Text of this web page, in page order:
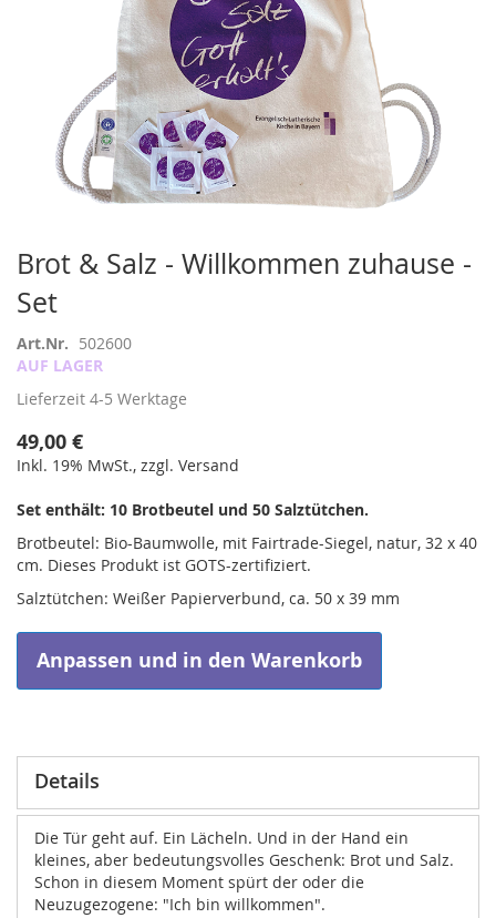
Brot & Salz - Willkommen zuhause -
Set
Art.Nr. 502600
AUF LAGER
Lieferzeit 4-5 Werktage
49,00 €
Inkl. 19% MwSt., zzgl. Versand
Set enthält: 10 Brotbeutel und 50 Salztütchen.
Brotbeutel: Bio-Baumwolle, mit Fairtrade-Siegel, natur, 32 x 40
cm. Dieses Produkt ist GOTS-zertifiziert.
Salztütchen: Weißer Papierverbund, ca. 50 x 39 mm
Anpassen und in den Warenkorb
Zum
Anfang
der
Bildergalerie
springen
Details
Die Tür geht auf. Ein Lächeln. Und in der Hand ein
kleines, aber bedeutungsvolles Geschenk: Brot und Salz.
Schon in diesem Moment spürt der oder die
Neuzugezogene: "Ich bin willkommen".